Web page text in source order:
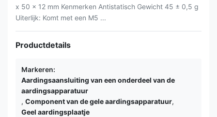
x 50 x 12 mm Kenmerken Antistatisch Gewicht 45 ± 0,5 g
Uiterlijk: Komt met een M5 ...
Productdetails
Markeren:
Aardingsaansluiting van een onderdeel van de
aardingsapparatuur
, Component van de gele aardingsapparatuur,
Geel aardingsplaatje